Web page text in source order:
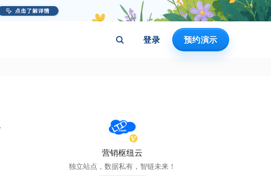
登录 预约演示
营销枢纽云
独立站点，数据私有，智链未来！